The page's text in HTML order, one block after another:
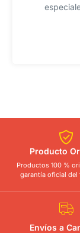
Producto
Productos 100 %
garantía oficial del
Envíos a